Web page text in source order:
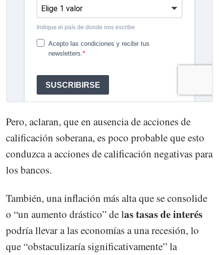
Pero, aclaran, que en ausencia de acciones de
calificación soberana, es poco probable que esto
conduzca a acciones de calificación negativas para
los bancos.
También, una inflación más alta que se consolide
o “un aumento drástico” de las tasas de interés
podría llevar a las economías a una recesión, lo
que “obstaculizaría significativamente” la